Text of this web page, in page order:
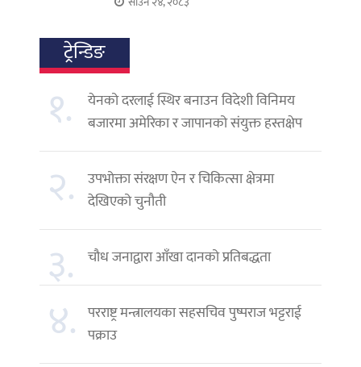
ट्रेन्डिङ
१.
येनको दरलाई स्थिर बनाउन विदेशी विनिमय
बजारमा अमेरिका र जापानको संयुक्त हस्तक्षेप
२. उपभोक्ता संरक्षण ऐन र चिकित्सा क्षेत्रमा
देखिएको चुनौती
३. चौध जनाद्वारा आँखा दानको प्रतिबद्धता
४. परराष्ट्र मन्त्रालयका सहसचिव पुष्पराज भट्टराई
पक्राउ